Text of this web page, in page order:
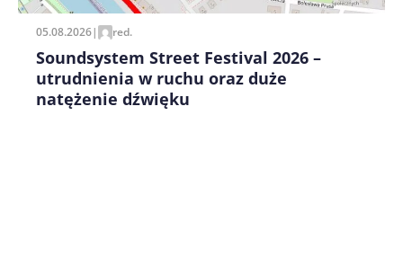
05.08.2026| red.
Soundsystem Street Festival 2026 –
utrudnienia w ruchu oraz duże
natężenie dźwięku